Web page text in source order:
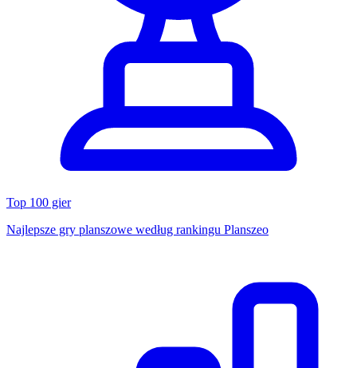
Top 100 gier
Najlepsze gry planszowe według rankingu Planszeo